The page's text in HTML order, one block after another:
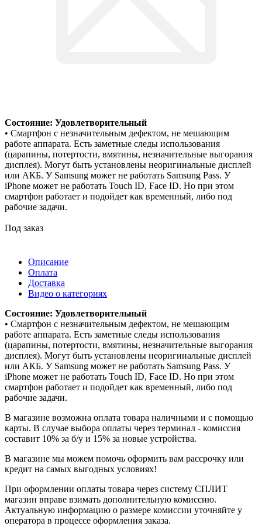
Состояние: Удовлетворительный
• Смартфон с незначительным дефектом, не мешающим
работе аппарата. Есть заметные следы использования
(царапины, потертости, вмятины, незначительные выгорания
дисплея). Могут быть установлены неоригинальные дисплей
или АКБ. У Samsung может не работать Samsung Pass. У
iPhone может не работать Touch ID, Face ID. Но при этом
смартфон работает и подойдет как временный, либо под
рабочие задачи.
Под заказ
Описание
Оплата
Доставка
Видео о категориях
Состояние: Удовлетворительный
• Смартфон с незначительным дефектом, не мешающим
работе аппарата. Есть заметные следы использования
(царапины, потертости, вмятины, незначительные выгорания
дисплея). Могут быть установлены неоригинальные дисплей
или АКБ. У Samsung может не работать Samsung Pass. У
iPhone может не работать Touch ID, Face ID. Но при этом
смартфон работает и подойдет как временный, либо под
рабочие задачи.
В магазине возможна оплата товара наличными и с помощью
карты. В случае выбора оплаты через терминал - комиссия
составит 10% за б/у и 15% за новые устройства.
В магазине мы можем помочь оформить вам рассрочку или
кредит на самых выгодных условиях!
При оформлении оплаты товара через систему СПЛИТ
магазин вправе взимать дополнительную комиссию.
Актуальную информацию о размере комиссии уточняйте у
оператора в процессе оформления заказа.